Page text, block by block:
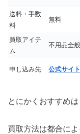
送料・手数
料
無料
買取アイテ
ム
不用品全般
申し込み先 公式サイト
とにかくおすすめは
買取方法は都合に